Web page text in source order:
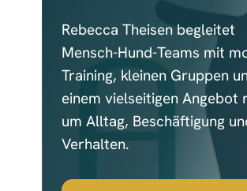
Rebecca Theisen begleitet
Mensch-Hund-Teams mit
Training, kleinen Gruppen
einem vielseitigen Angebot
um Alltag, Beschäftigung
Verhalten.